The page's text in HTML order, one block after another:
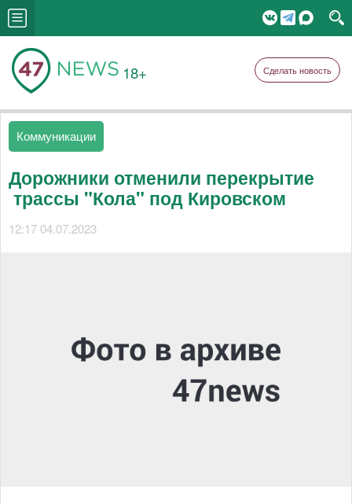
18+ Сделать новость
Коммуникации
Дорожники отменили перекрытие
трассы "Кола" под Кировском
12:17 04.07.2023